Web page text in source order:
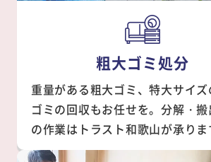
粗大ゴミ処分
重量がある粗大ゴミ、特大サイ
ゴミの回収もお任せを。分解・
の作業はトラスト和歌山が承りま